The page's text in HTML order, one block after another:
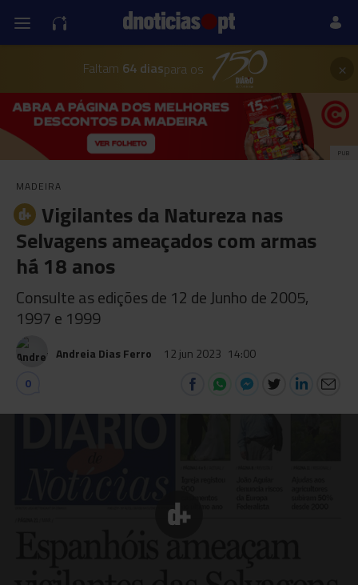
Faltam 64 diaspara os ×
PUB
MADEIRA
Vigilantes da Natureza nas
Selvagens ameaçados com armas
há 18 anos
Consulte as edições de 12 de Junho de 2005,
1997 e 1999
Andreia Dias Ferro 12 jun 2023 14:00
0